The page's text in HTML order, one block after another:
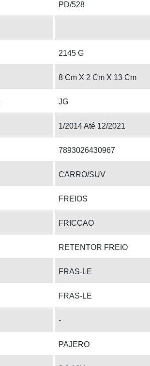
PD/528
2145 G
8 Cm X 2 Cm X 13 Cm
JG
1/2014 Até 12/2021
7893026430967
CARRO/SUV
FREIOS
FRICCAO
RETENTOR FREIO
FRAS-LE
FRAS-LE
-
PAJERO